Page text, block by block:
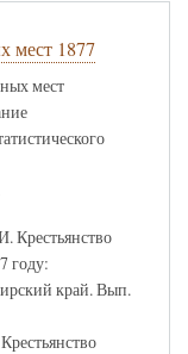
мест 1877
мест
Крестьянство
году:
край. Вып.